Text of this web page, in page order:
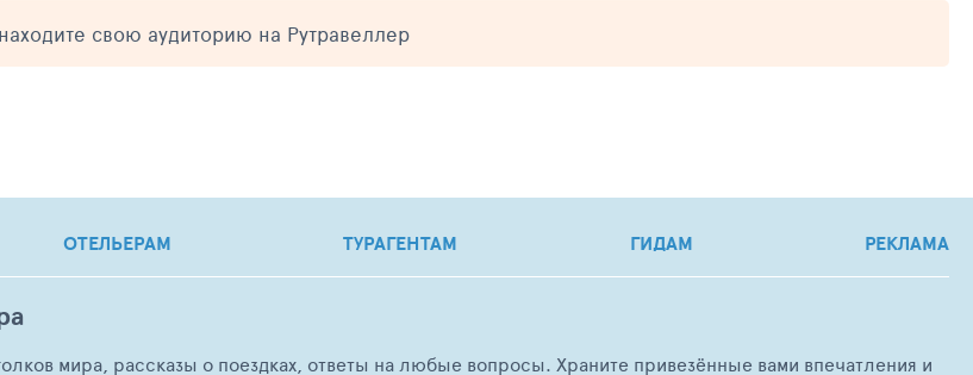
свою аудиторию на Рутравеллер
ОТЕЛЬЕРАМ ТУРАГЕНТАМ ГИДАМ РЕКЛАМА
мира, рассказы о поездках, ответы на любые вопросы. Храните привезённые вами впечатления и